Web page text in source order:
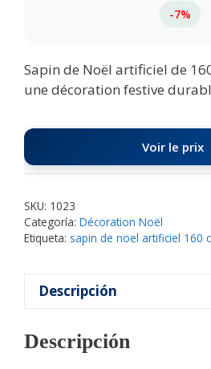
-7%
Sapin de Noël artificiel de
une décoration festive
Voir le prix
SKU: 1023
Categoría: Décoration Noël
Etiqueta: sapin de noel artificiel 160
Descripción
Descripción